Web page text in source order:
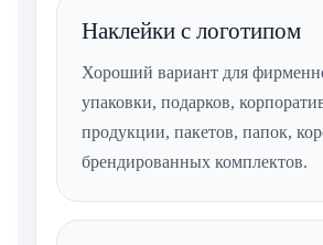
Наклейки с логотипом
Хороший вариант для
упаковки, подарков,
продукции, пакетов, папок,
брендированных комплектов.